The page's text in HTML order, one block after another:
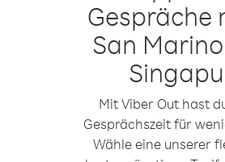
Gespräche
San
Mit Viber Out hast
Gesprächszeit für
Wähle eine unserer